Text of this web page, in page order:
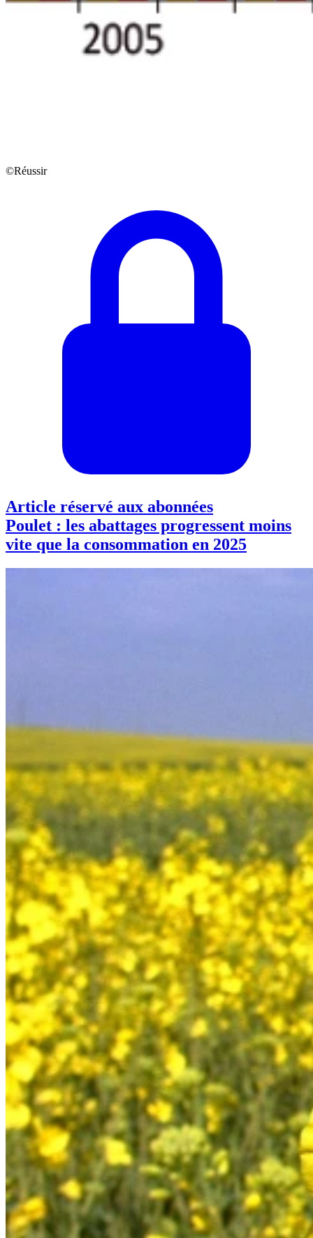
©Réussir
Article réservé aux abonnées
Poulet : les abattages progressent moins
vite que la consommation en 2025